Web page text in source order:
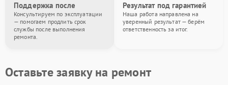
Поддержка после
Консультируем по эксплуатации
— помогаем продлить срок
службы после выполнения
ремонта.
Результат под гарантией
Наша работа направлена на
уверенный результат — берём
ответственность за итог.
Оставьте заявку на ремонт